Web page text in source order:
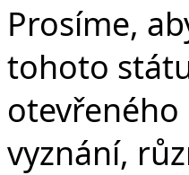
Prosíme,
tohoto
vyznání,